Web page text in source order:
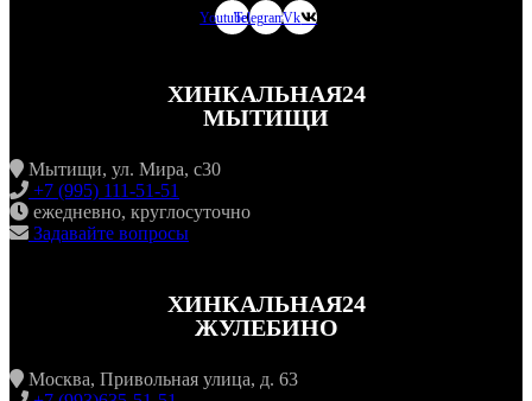
YoutubeTelegramVk
ХИНКАЛЬНАЯ24
МЫТИЩИ
Мытищи, ул. Мира, с30
+7 (995) 111-51-51
ежедневно, круглосуточно
Задавайте вопросы
ХИНКАЛЬНАЯ24
ЖУЛЕБИНО
Москва, Привольная улица, д. 63